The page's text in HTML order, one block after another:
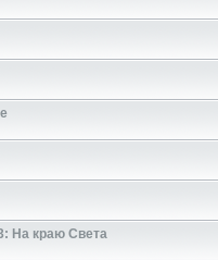
На краю Света